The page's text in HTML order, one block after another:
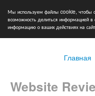
Мы используем файлы cookie, чтобы
возможность делиться информацией
информацию о ваших действиях на
Главная
Website